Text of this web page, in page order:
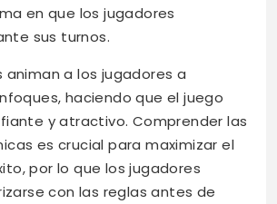
en que los jugadores
sus turnos.
animan a los jugadores a
haciendo que el juego
y atractivo. Comprender las
es crucial para maximizar el
por lo que los jugadores
con las reglas antes de